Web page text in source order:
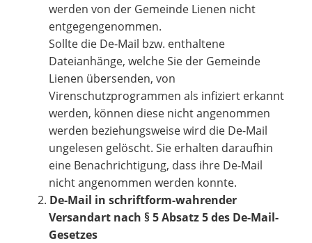
werden von der Gemeinde Lienen nicht
entgegengenommen.
Sollte die De-Mail bzw. enthaltene
Dateianhänge, welche Sie der Gemeinde
Lienen übersenden, von
Virenschutzprogrammen als infiziert erkannt
werden, können diese nicht angenommen
werden beziehungsweise wird die De-Mail
ungelesen gelöscht. Sie erhalten daraufhin
eine Benachrichtigung, dass ihre De-Mail
nicht angenommen werden konnte.
De-Mail in schriftform-wahrender
Versandart nach § 5 Absatz 5 des De-Mail-
Gesetzes